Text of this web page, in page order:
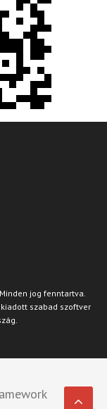
jog fenntartva.
szabad szoftver